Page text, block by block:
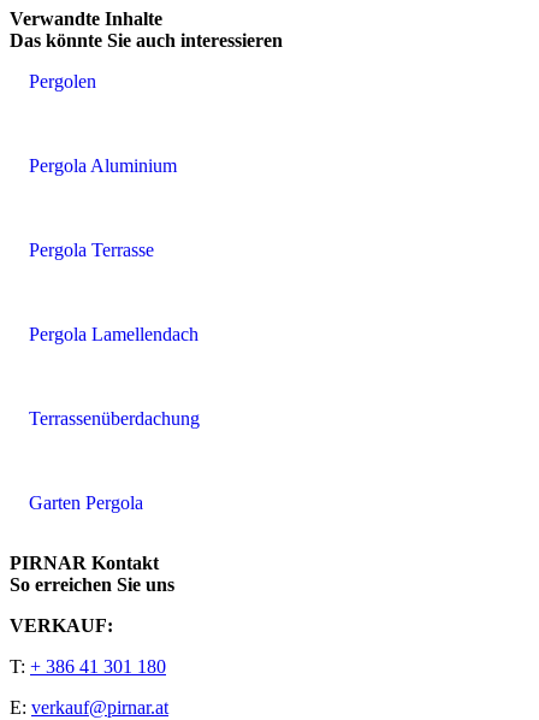
Verwandte Inhalte
Das könnte Sie auch interessieren
Pergolen
Pergola Aluminium
Pergola Terrasse
Pergola Lamellendach
Terrassenüberdachung
Garten Pergola
PIRNAR Kontakt
So erreichen Sie uns
VERKAUF:
T: + 386 41 301 180
E: verkauf@pirnar.at